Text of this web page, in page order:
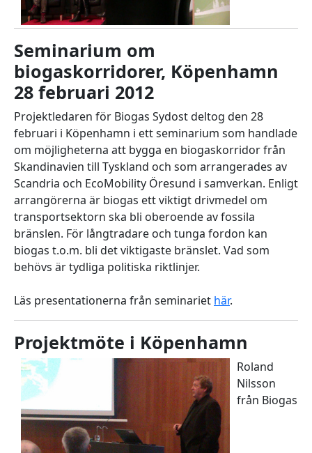
Seminarium om
biogaskorridorer, Köpenhamn
28 februari 2012
Projektledaren för Biogas Sydost deltog den 28
februari i Köpenhamn i ett seminarium som handlade
om möjligheterna att bygga en biogaskorridor från
Skandinavien till Tyskland och som arrangerades av
Scandria och EcoMobility Öresund i samverkan. Enligt
arrangörerna är biogas ett viktigt drivmedel om
transportsektorn ska bli oberoende av fossila
bränslen. För långtradare och tunga fordon kan
biogas t.o.m. bli det viktigaste bränslet. Vad som
behövs är tydliga politiska riktlinjer.
Läs presentationerna från seminariet här.
Projektmöte i Köpenhamn
Roland
Nilsson
från Biogas